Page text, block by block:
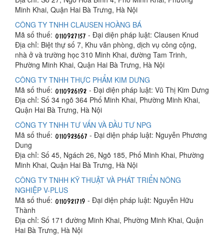
Minh Khai, Quận Hai Bà Trưng, Hà Nội
CÔNG TY TNHH CLAUSEN HOÀNG BÁ
Mã số thuế:
- Đại diện pháp luật: Clausen Knud
Địa chỉ: Biệt thự số 7, Khu văn phòng, dịch vụ công cộng,
nhà ở và trường học 310 Minh Khai, đường Tam Trinh,
Phường Minh Khai, Quận Hai Bà Trưng, Hà Nội
CÔNG TY TNHH THỰC PHẨM KIM DƯNG
Mã số thuế:
- Đại diện pháp luật: Vũ Thị Kim Dưng
Địa chỉ: Số 34 ngõ 364 Phố Minh Khai, Phường Minh Khai,
Quận Hai Bà Trưng, Hà Nội
CÔNG TY TNHH TƯ VẤN VÀ ĐẦU TƯ NPG
Mã số thuế:
- Đại diện pháp luật: Nguyễn Phương
Dung
Địa chỉ: Số 45, Ngách 26, Ngõ 185, Phố Minh Khai, Phường
Minh Khai, Quận Hai Bà Trưng, Hà Nội
CÔNG TY TNHH KỸ THUẬT VÀ PHÁT TRIỂN NÔNG
NGHIỆP V-PLUS
Mã số thuế:
- Đại diện pháp luật: Nguyễn Hữu
Thành
Địa chỉ: Số 171 đường Minh Khai, Phường Minh Khai, Quận
Hai Bà Trưng, Hà Nội